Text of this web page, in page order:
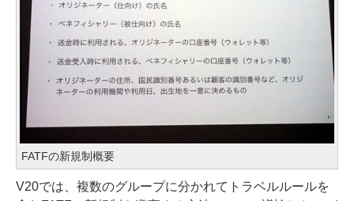
FATFの新規制概要
V20では、複数のグループに分かれてトラベルルールを